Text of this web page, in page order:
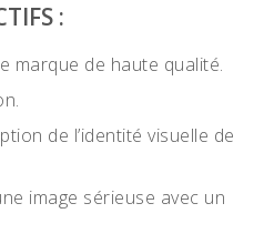
:
marque de haute qualité.
de l’identité visuelle de
image sérieuse avec un